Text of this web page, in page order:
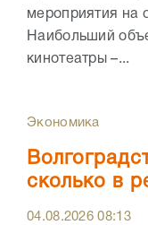
мероприятия на
Наибольший
кинотеатры –...
Экономика
сколько в
04.08.202608:13